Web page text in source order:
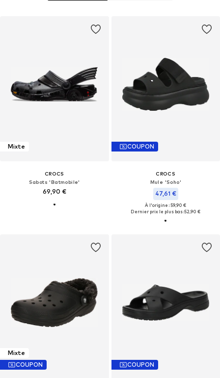
Mixte
CROCS
Sabots 'Batmobile'
69,90 €
COUPON
CROCS
Mule 'Soho'
47,61 €
À l'origine : 59,90 €
Dernier prix le plus bas :52,90 €
Mixte
COUPON
COUPON